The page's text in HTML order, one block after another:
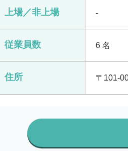
上場／非上場 -
従業員数 6 名
住所 〒101-